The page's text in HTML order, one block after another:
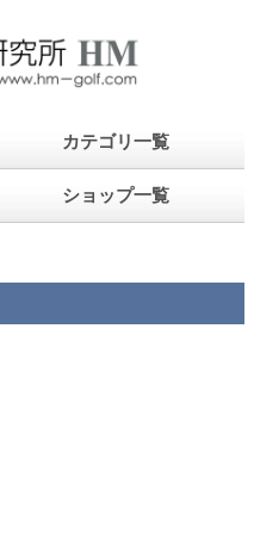
カテゴリ一覧
ショップ一覧